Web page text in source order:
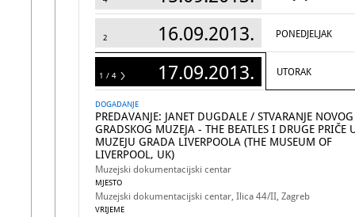
2 16.09.2013. PONEDJELJAK
4 17.09.2013. UTORAK
1 / 4
DOGADANJE
PREDAVANJE: JANET DUGDALE / STVARANJE NOVOG
GRADSKOG MUZEJA - THE BEATLES I DRUGE PRIČE
MUZEJU GRADA LIVERPOOLA (THE MUSEUM OF
LIVERPOOL, UK)
Muzejski dokumentacijski centar
MJESTO
Muzejski dokumentacijski centar, Ilica 44/II, Zagreb
VRIJEME